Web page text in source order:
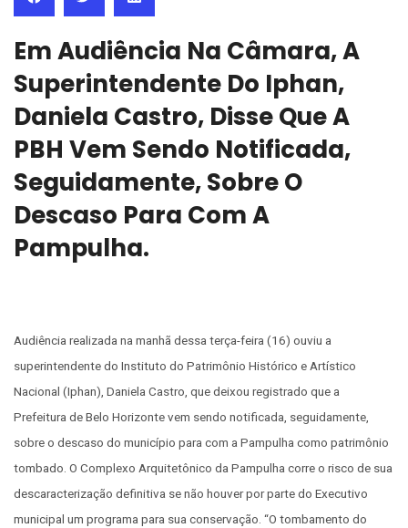
Em Audiência Na Câmara, A
Superintendente Do Iphan,
Daniela Castro, Disse Que A
PBH Vem Sendo Notificada,
Seguidamente, Sobre O
Descaso Para Com A
Pampulha.
Audiência realizada na manhã dessa terça-feira (16) ouviu a
superintendente do Instituto do Patrimônio Histórico e Artístico
Nacional (Iphan), Daniela Castro, que deixou registrado que a
Prefeitura de Belo Horizonte vem sendo notificada, seguidamente,
sobre o descaso do município para com a Pampulha como patrimônio
tombado. O Complexo Arquitetônico da Pampulha corre o risco de sua
descaracterização definitiva se não houver por parte do Executivo
municipal um programa para sua conservação. “O tombamento do